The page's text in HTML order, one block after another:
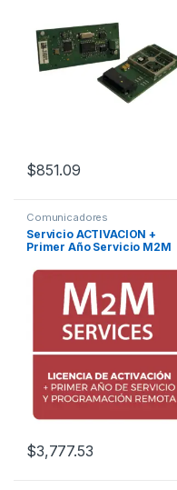
$851.09
Comunicadores
Servicio ACTIVACION +
Primer Año Servicio M2M
y descarga al panel de
alarma (Programacion
Remota)
$3,777.53